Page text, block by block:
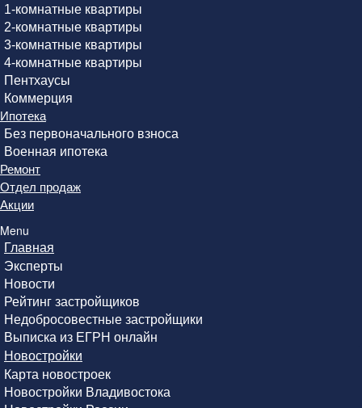
1-комнатные квартиры
2-комнатные квартиры
3-комнатные квартиры
4-комнатные квартиры
Пентхаусы
Коммерция
Ипотека
Без первоначального взноса
Военная ипотека
Ремонт
Отдел продаж
Акции
Menu
Главная
Эксперты
Новости
Рейтинг застройщиков
Недобросовестные застройщики
Выписка из ЕГРН онлайн
Новостройки
Карта новостроек
Новостройки Владивостока